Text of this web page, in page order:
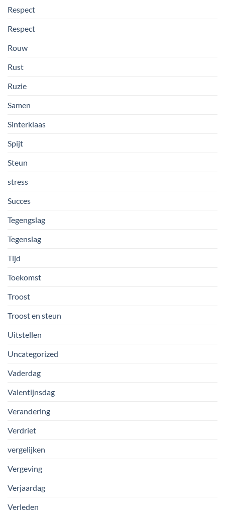
Respect
Respect
Rouw
Rust
Ruzie
Samen
Sinterklaas
Spijt
Steun
stress
Succes
Tegengslag
Tegenslag
Tijd
Toekomst
Troost
Troost en steun
Uitstellen
Uncategorized
Vaderdag
Valentijnsdag
Verandering
Verdriet
vergelijken
Vergeving
Verjaardag
Verleden